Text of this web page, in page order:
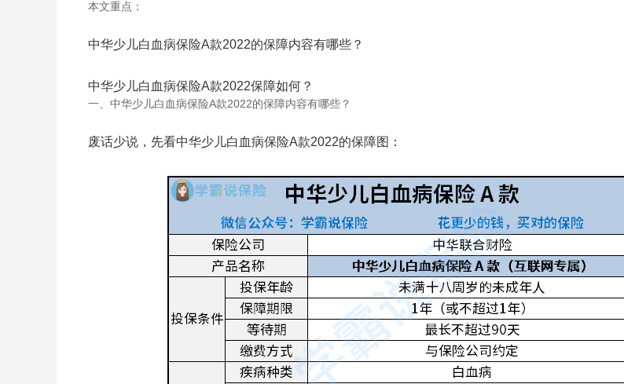
本文重点：
中华少儿白血病保险A款2022的保障内容有哪些？
中华少儿白血病保险A款2022保障如何？
一、中华少儿白血病保险A款2022的保障内容有哪些？
废话少说，先看中华少儿白血病保险A款2022的保障图：